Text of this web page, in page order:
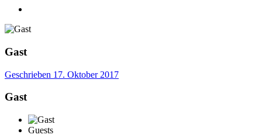
Gast
Geschrieben 17. Oktober 2017
Gast
Guests